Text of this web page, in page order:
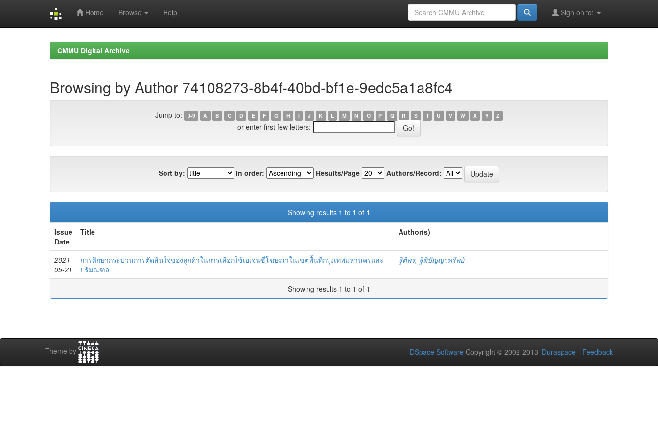
Home Browse Help Sign on to:
CMMU Digital Archive
Browsing by Author 74108273-8b4f-40bd-bf1e-9edc5a1a8fc4
Jump to: 0-9 A B C D E F G H I J K L M N O P Q R S T U V W X Y Z
or enter first few letters:
Sort by: In order: Results/Page Authors/Record:
Showing results 1 to 1 of 1
Issue
Date
Title Author(s)
2021-
05-21
การศึกษากระบวนการตัดสินใจของลูกค้าในการเลือกใช้เอเจนซี่โฆษณาในเขตพื้นที่กรุงเทพมหานครและ
ปริมณฑล
ฐิติพร, ฐิติปัญญาทรัพย์
Showing results 1 to 1 of 1
Theme by DSpace Software Copyright © 2002-2013 Duraspace - Feedback